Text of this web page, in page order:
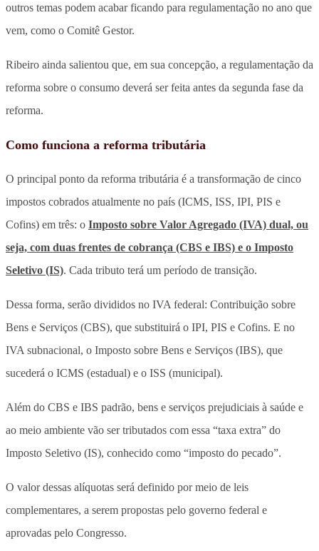
outros temas podem acabar ficando para regulamentação no ano que
vem, como o Comitê Gestor.
Ribeiro ainda salientou que, em sua concepção, a regulamentação da
reforma sobre o consumo deverá ser feita antes da segunda fase da
reforma.
Como funciona a reforma tributária
O principal ponto da reforma tributária é a transformação de cinco
impostos cobrados atualmente no país (ICMS, ISS, IPI, PIS e
Cofins) em três: o Imposto sobre Valor Agregado (IVA) dual, ou
seja, com duas frentes de cobrança (CBS e IBS) e o Imposto
Seletivo (IS). Cada tributo terá um período de transição.
Dessa forma, serão divididos no IVA federal: Contribuição sobre
Bens e Serviços (CBS), que substituirá o IPI, PIS e Cofins. E no
IVA subnacional, o Imposto sobre Bens e Serviços (IBS), que
sucederá o ICMS (estadual) e o ISS (municipal).
Além do CBS e IBS padrão, bens e serviços prejudiciais à saúde e
ao meio ambiente vão ser tributados com essa “taxa extra” do
Imposto Seletivo (IS), conhecido como “imposto do pecado”.
O valor dessas alíquotas será definido por meio de leis
complementares, a serem propostas pelo governo federal e
aprovadas pelo Congresso.